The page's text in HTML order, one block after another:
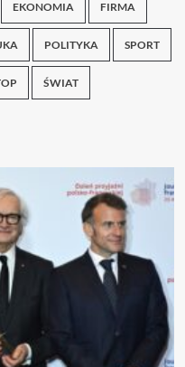
EKONOMIA FIRMA
POLITYKA SPORT
ŚWIAT